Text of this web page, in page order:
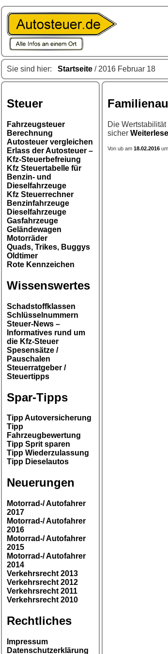
Sie sind hier: Startseite / 2016 Februar 18
Steuer
Fahrzeugsteuer
Berechnung
Autosteuer vergleichen
Erlass der Autosteuer –
Kfz-Steuerbefreiung
Kfz Steuertabelle für
Benzin- und
Dieselfahrzeuge
Kfz Steuerrechner
Benzinfahrzeuge
Dieselfahrzeuge
Gasfahrzeuge
Geländewagen
Motorräder
Quads, Trikes, Buggys
Oldtimer
Rote Kennzeichen
Wissenswertes
Schadstoffklassen
Schlüsselnummern
Steuer-News –
Informatives rund um
die Kfz-Steuer
Spesensätze /
Pauschalen
Steuerratgeber /
Steuertipps
Spar-Tipps
Tipp Autoversicherung
Tipp
Fahrzeugbewertung
Tipp Sprit sparen
Tipp Wiederzulassung
Tipp Dieselautos
Neuerungen
Motorrad-/ Autofahrer
2017
Motorrad-/ Autofahrer
2016
Motorrad-/ Autofahrer
2015
Motorrad-/ Autofahrer
2014
Verkehrsrecht 2013
Verkehrsrecht 2012
Verkehrsrecht 2011
Verkehrsrecht 2010
Rechtliches
Impressum
Datenschutzerklärung
Die
sicher
Von ub am 18.02.2016